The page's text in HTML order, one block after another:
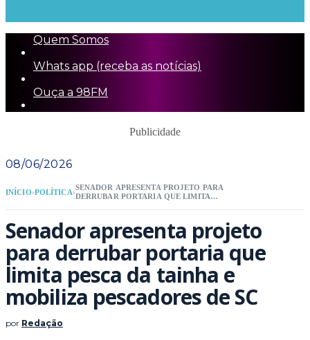
Quem Somos
Whats app (receba as notícias)
Ouça a 98FM
Publicidade
08/06/2026
INÍCIO›POLÍTICA›
SENADOR APRESENTA PROJETO PARA
DERRUBAR PORTARIA QUE LIMITA
Senador apresenta projeto
para derrubar portaria que
limita pesca da tainha e
mobiliza pescadores de SC
por Redação